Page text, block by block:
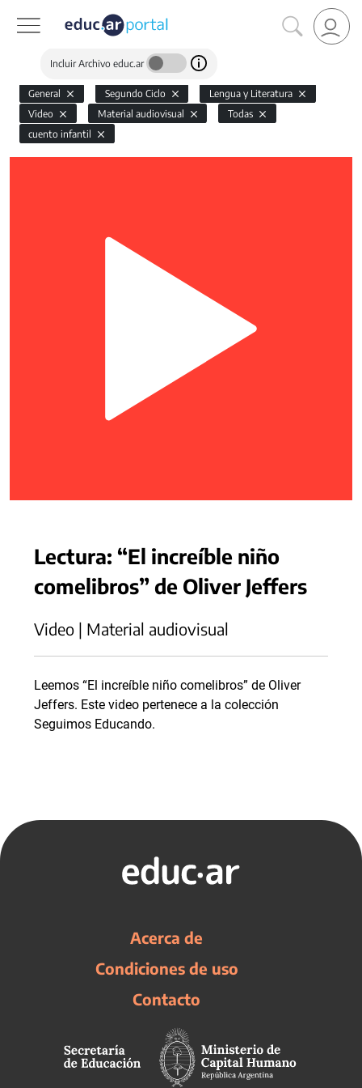
Incluir Archivo educ.ar
General Segundo Ciclo
Lengua y Literatura
Video
Material audiovisual
Todas
cuento infantil
Lectura: “El increíble niño
comelibros” de Oliver Jeffers
Video | Material audiovisual
Leemos “El increíble niño comelibros” de Oliver
Jeffers. Este video pertenece a la colección
Seguimos Educando.
Acerca de
Condiciones de uso
Contacto